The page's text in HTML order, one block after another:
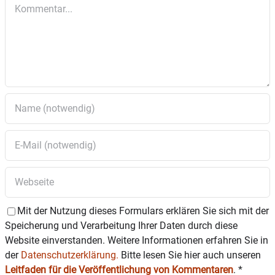
Die Anwendung von JSJ bringt
fördert Gesundheit und
Wohlbefinden und stärkt damit die
in jedem von aus vorhandenen
Selbstheilungskräfte.
Im JSJ gehen wir davon aus, dass
unser Körper von Energiebahnen
durchzogen ist, durch die unsere
Lebensenergie fließt. Sind eine
Mit der Nutzung dieses Formulars erklären Sie sich mit der
Speicherung und Verarbeitung Ihrer Daten durch diese
Website einverstanden. Weitere Informationen erfahren Sie in
der Datenschutzerklärung. Bitte lesen Sie hier auch unseren
Leitfaden für die Veröffentlichung von Kommentaren. *